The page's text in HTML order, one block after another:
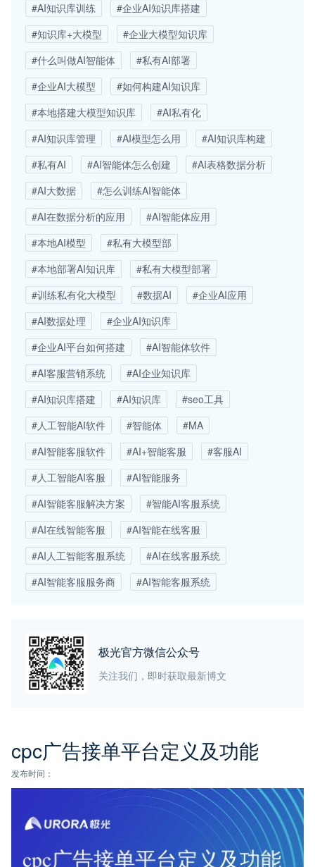
cpc广告接单平台定义及功能
发布时间：
#AI知识库训练
#企业AI知识库搭建
#知识库+大模型
#企业大模型知识库
#什么叫做AI智能体
#私有AI部署
#企业AI大模型
#如何构建AI知识库
#本地搭建大模型知识库
#AI私有化
#AI知识库管理
#AI模型怎么用
#AI知识库构建
#私有AI
#AI智能体怎么创建
#AI表格数据分析
#AI大数据
#怎么训练AI智能体
#AI在数据分析的应用
#AI智能体应用
#本地AI模型
#私有大模型部
#本地部署AI知识库
#私有大模型部署
#训练私有化大模型
#数据AI
#企业AI应用
#AI数据处理
#企业AI知识库
#企业AI平台如何搭建
#AI智能体软件
#AI客服营销系统
#AI企业知识库
#AI知识库搭建
#AI知识库
#seo工具
#人工智能AI软件
#智能体
#MA
#AI智能客服软件
#AI+智能客服
#客服AI
#人工智能AI客服
#AI智能服务
#AI智能客服解决方案
#智能AI客服系统
#AI在线智能客服
#AI智能在线客服
#AI人工智能客服系统
#AI在线客服系统
#AI智能客服服务商
#AI智能客服系统
极光官方微信公众号
关注我们，即时获取最新博文